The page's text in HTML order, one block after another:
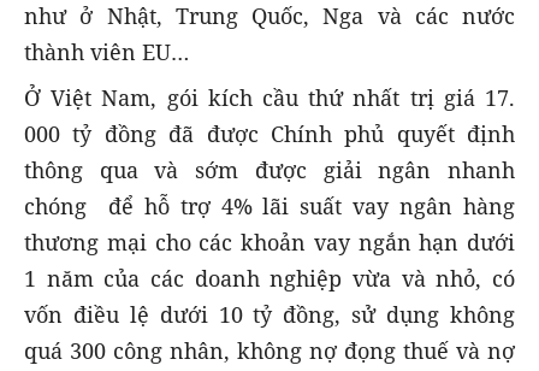
như ở Nhật, Trung Quốc, Nga và các nước
thành viên EU…
Ở Việt Nam, gói kích cầu thứ nhất trị giá 17.
000 tỷ đồng đã được Chính phủ quyết định
thông qua và sớm được giải ngân nhanh
chóng để hỗ trợ 4% lãi suất vay ngân hàng
thương mại cho các khoản vay ngắn hạn dưới
1 năm của các doanh nghiệp vừa và nhỏ, có
vốn điều lệ dưới 10 tỷ đồng, sử dụng không
quá 300 công nhân, không nợ đọng thuế và nợ